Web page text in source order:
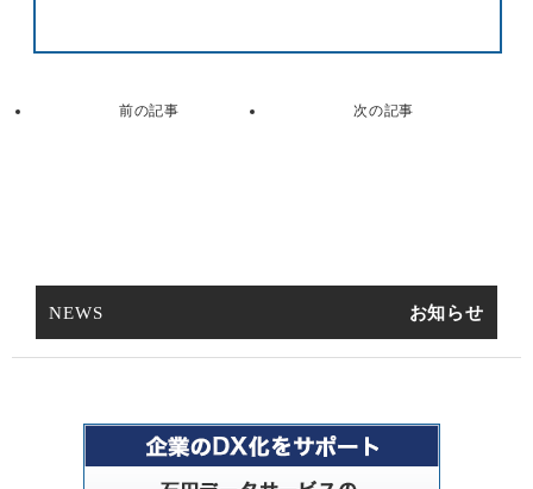
NEWS お知らせ